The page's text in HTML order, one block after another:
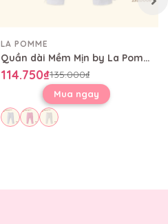
LA POMME
Quần dài Mềm Mịn by La Pomme thoải mái dạo chơi
114.750₫135.000₫
Mua ngay